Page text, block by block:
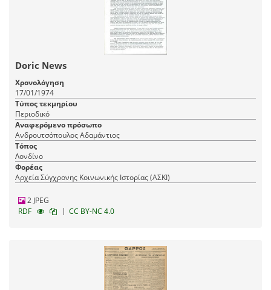
Doric News
Χρονολόγηση
17/01/1974
Τύπος τεκμηρίου
Περιοδικό
Αναφερόμενο πρόσωπο
Ανδρουτσόπουλος Αδαμάντιος
Τόπος
Λονδίνο
Φορέας
Αρχεία Σύγχρονης Κοινωνικής Ιστορίας (ΑΣΚΙ)
2 JPEG
RDF
| CC BY-NC 4.0